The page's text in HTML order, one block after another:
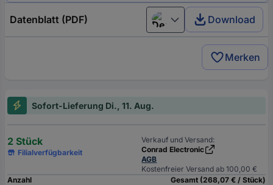
Datenblatt (PDF) Deutsch (Deutschland)
Download
Merken
Sofort-Lieferung Di., 11. Aug.
2 Stück
Filialverfügbarkeit
Verkauf und Versand:
Conrad Electronic
AGB
Kostenfreier Versand ab 100,00 €
Anzahl
Gesamt (268,07 € / Stück)